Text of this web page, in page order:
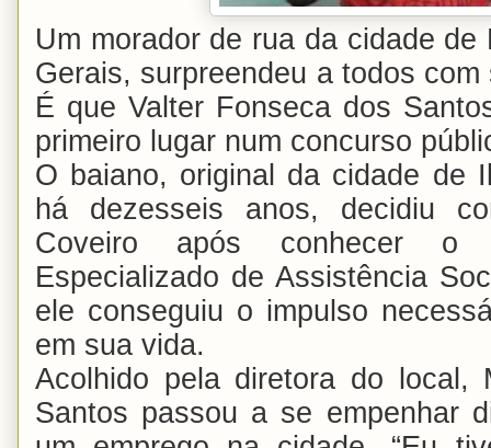
Um morador de rua da cidade
Gerais, surpreendeu a todos
É que Valter Fonseca dos
primeiro lugar num concurso
O baiano, original da cidade de
há dezesseis anos, decidiu
Coveiro após conhecer o
Especializado de Assistência
ele conseguiu o impulso
em sua vida.
Acolhido pela diretora do local,
Santos passou a se empenhar